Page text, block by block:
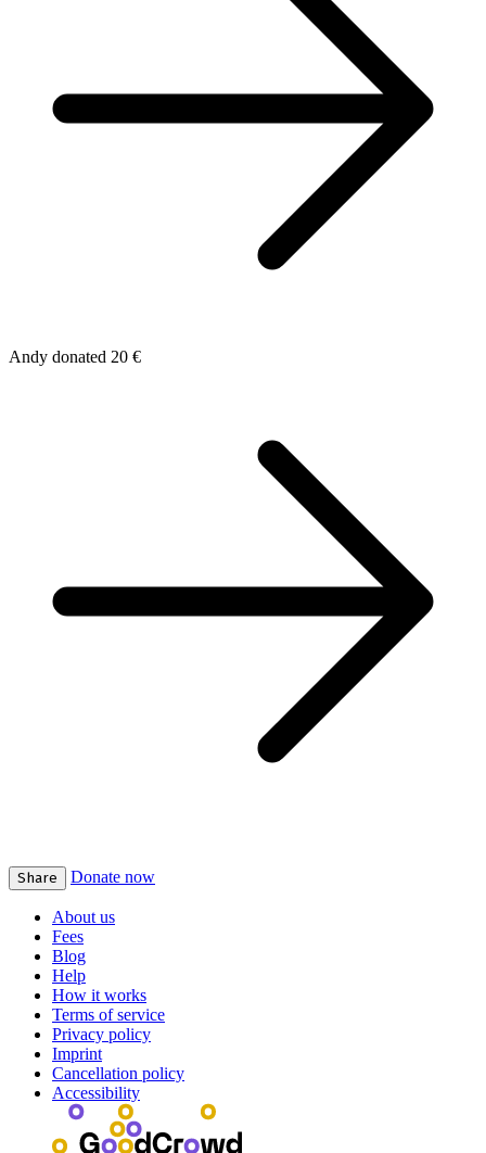
Andy donated 20 €
Share Donate now
About us
Fees
Blog
Help
How it works
Terms of service
Privacy policy
Imprint
Cancellation policy
Accessibility